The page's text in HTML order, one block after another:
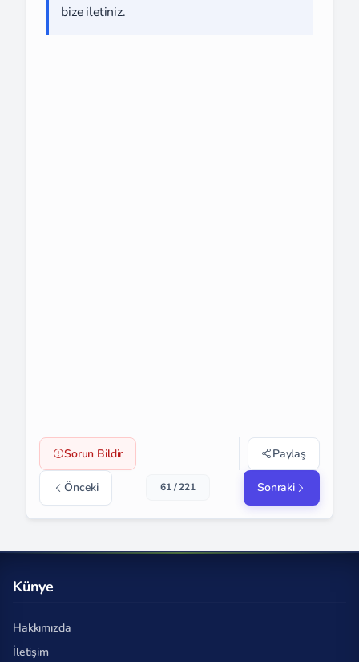
bize iletiniz.
Sorun Bildir Paylaş
Önceki 61 / 221 Sonraki
Künye
Hakkımızda
İletişim